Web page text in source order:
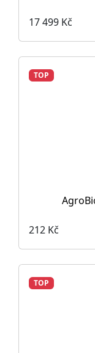
17 499 Kč
TOP
212 Kč
TOP